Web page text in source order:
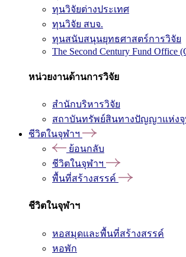
ทุนวิจัยต่างประเทศ
ทุนวิจัย สบจ.
ทุนสนับสนุนยุทธศาสตร์การวิจัย
The Second Century Fund Office
หน่วยงานด้านการวิจัย
สำนักบริหารวิจัย
สถาบันทรัพย์สินทางปัญญาแห่งจุ
ชีวิตในจุฬาฯ
ย้อนกลับ
ชีวิตในจุฬาฯ
พื้นที่สร้างสรรค์
ชีวิตในจุฬาฯ
หอสมุดและพื้นที่สร้างสรรค์
หอพัก